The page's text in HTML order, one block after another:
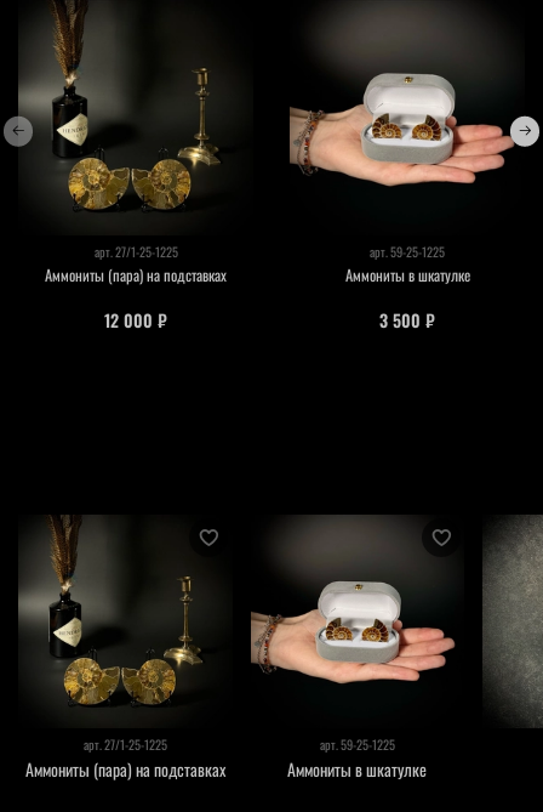
арт.27/1-25-1225
Аммониты (пара) на подставках
12 000 ₽
арт.59-25-1225
Аммониты в шкатулке
3 500 ₽
арт.27/1-25-1225
Аммониты (пара) на подставках
арт.59-25-1225
Аммониты в шкатулке